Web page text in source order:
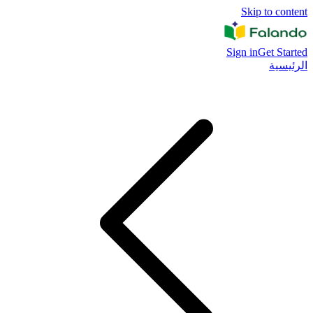
Skip to content
Sign inGet Started
الرئيسية